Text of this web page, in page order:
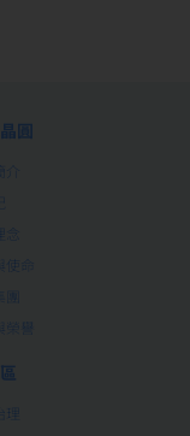
圓
使命
團
榮譽
理